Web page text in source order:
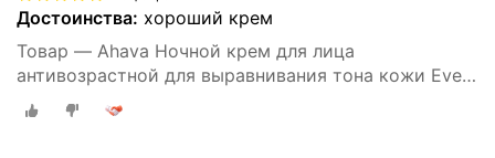
Достоинства: хороший крем
Товар — Ahava Ночной крем для лица
антивозрастной для выравнивания тона кожи Even
Tone 50 мл